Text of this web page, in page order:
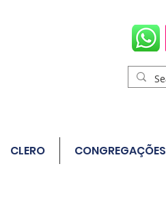
CLERO CONGREGAÇÕES